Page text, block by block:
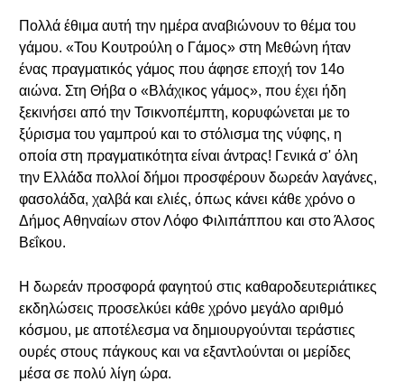
Πολλά έθιμα αυτή την ημέρα αναβιώνουν το θέμα του
γάμου. «Του Κουτρούλη ο Γάμος» στη Μεθώνη ήταν
ένας πραγματικός γάμος που άφησε εποχή τον 14ο
αιώνα. Στη Θήβα ο «Βλάχικος γάμος», που έχει ήδη
ξεκινήσει από την Τσικνοπέμπτη, κορυφώνεται με το
ξύρισμα του γαμπρού και το στόλισμα της νύφης, η
οποία στη πραγματικότητα είναι άντρας! Γενικά σ' όλη
την Ελλάδα πολλοί δήμοι προσφέρουν δωρεάν λαγάνες,
φασολάδα, χαλβά και ελιές, όπως κάνει κάθε χρόνο ο
Δήμος Αθηναίων στον Λόφο Φιλιπάππου και στο Άλσος
Βεΐκου.
Η δωρεάν προσφορά φαγητού στις καθαροδευτεριάτικες
εκδηλώσεις προσελκύει κάθε χρόνο μεγάλο αριθμό
κόσμου, με αποτέλεσμα να δημιουργούνται τεράστιες
ουρές στους πάγκους και να εξαντλούνται οι μερίδες
μέσα σε πολύ λίγη ώρα.